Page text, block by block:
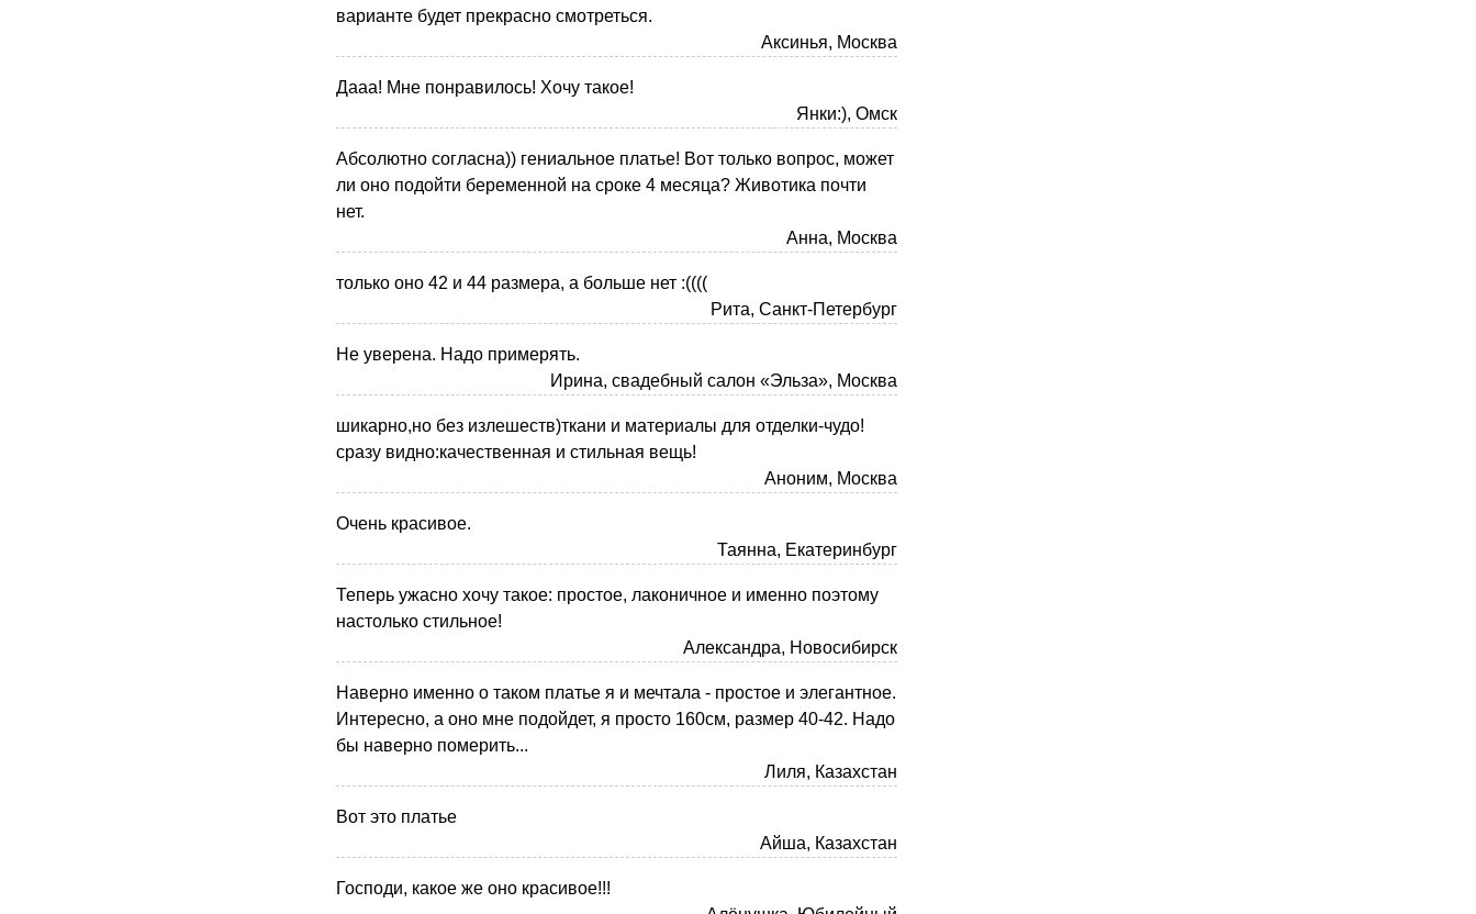
варианте будет прекрасно смотреться.
Аксинья, Москва
Дааа! Мне понравилось! Хочу такое!
Янки:), Омск
Абсолютно согласна)) гениальное платье! Вот только вопрос, может
ли оно подойти беременной на сроке 4 месяца? Животика почти
нет.
Анна, Москва
только оно 42 и 44 размера, а больше нет :((((
Рита, Санкт-Петербург
Не уверена. Надо примерять.
Ирина, свадебный салон «Эльза», Москва
шикарно,но без излешеств)ткани и материалы для отделки-чудо!
сразу видно:качественная и стильная вещь!
Аноним, Москва
Очень красивое.
Таянна, Екатеринбург
Теперь ужасно хочу такое: простое, лаконичное и именно поэтому
настолько стильное!
Александра, Новосибирск
Наверно именно о таком платье я и мечтала - простое и элегантное.
Интересно, а оно мне подойдет, я просто 160см, размер 40-42. Надо
бы наверно померить...
Лиля, Казахстан
Вот это платье
Айша, Казахстан
Господи, какое же оно красивое!!!